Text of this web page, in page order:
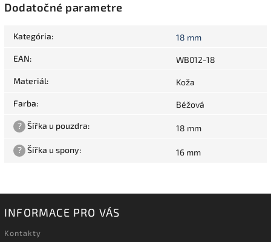
Dodatočné parametre
Kategória: 18 mm
EAN: WB012-18
Materiál: Koža
Farba: Béžová
? Šířka u pouzdra: 18 mm
? Šířka u spony: 16 mm
INFORMACE PRO VÁS
Kontakty